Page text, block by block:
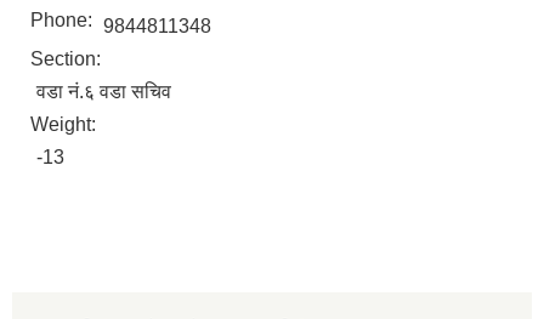
Phone: 9844811348
Section:
वडा नं.६ वडा सचिव
Weight:
-13